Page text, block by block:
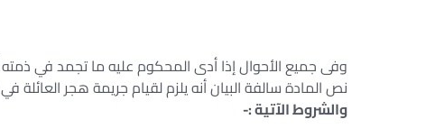
وفى جميع الأحوال إذا أدى المحكوم عليه ما تجمد في
نص المادة سالفة البيان أنه يلزم لقيام جريمة هجر العائلة
والشروط الآتية :-